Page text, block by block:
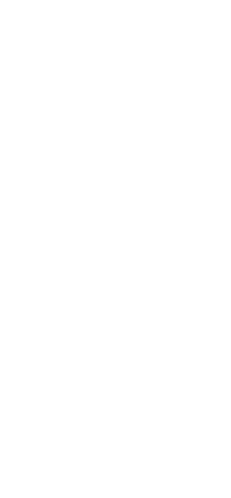
hud.
och låt lotionen
Stearate, Myristyl
Oil, Glycerin,
Butter,
VP
Metabisulfite,
Benzoate, Citric